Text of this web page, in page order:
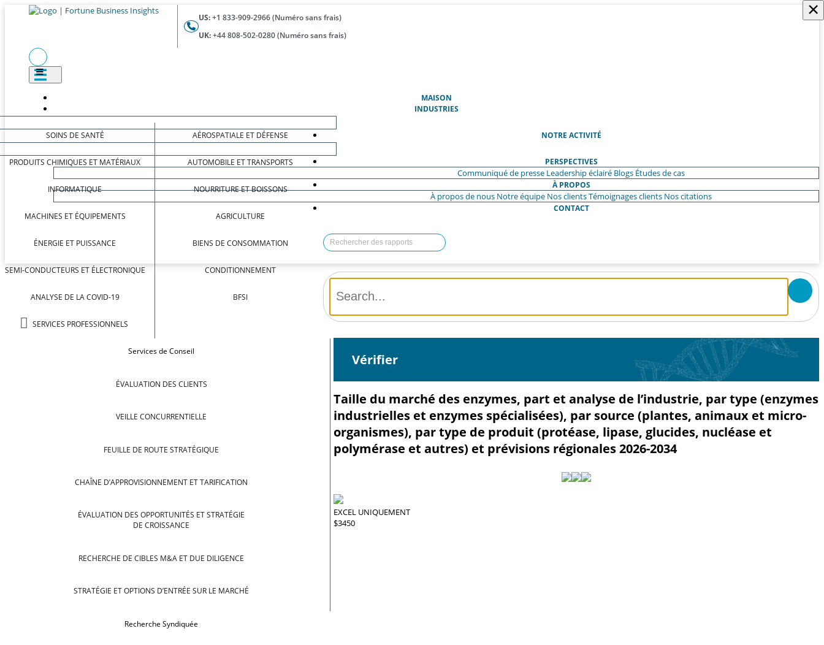
US:+1 833-909-2966 (Numéro sans frais)
UK:+44 808-502-0280 (Numéro sans frais)
MAISON(ACTUEL)
INDUSTRIES
SOINS DE SANTÉ
PRODUITS CHIMIQUES ET MATÉRIAUX
INFORMATIQUE
MACHINES ET ÉQUIPEMENTS
ÉNERGIE ET PUISSANCE
SEMI-CONDUCTEURS ET ÉLECTRONIQUE
ANALYSE DE LA COVID-19
SERVICES PROFESSIONNELS
AÉROSPATIALE ET DÉFENSE
AUTOMOBILE ET TRANSPORTS
NOURRITURE ET BOISSONS
AGRICULTURE
BIENS DE CONSOMMATION
CONDITIONNEMENT
BFSI
NOTRE ACTIVITÉ
Services de Conseil
ÉVALUATION DES CLIENTS
VEILLE CONCURRENTIELLE
FEUILLE DE ROUTE STRATÉGIQUE
CHAÎNE D’APPROVISIONNEMENT ET TARIFICATION
ÉVALUATION DES OPPORTUNITÉS ET STRATÉGIE
DE CROISSANCE
RECHERCHE DE CIBLES M&A ET DUE DILIGENCE
STRATÉGIE ET OPTIONS D’ENTRÉE SUR LE MARCHÉ
Recherche Syndiquée
PERSPECTIVES
Communiqué de presse Leadership éclairé Blogs Études de cas
À PROPOS
À propos de nous Notre équipe Nos clientsTémoignages clients Nos citations
CONTACT
×
Vérifier
Taille du marché des enzymes, part et analyse de l’industrie, par type (enzymes
industrielles et enzymes spécialisées), par source (plantes, animaux et micro-
organismes), par type de produit (protéase, lipase, glucides, nucléase et
polymérase et autres) et prévisions régionales 2026-2034
EXCEL UNIQUEMENT
$3450